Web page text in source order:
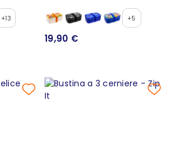
+13 +5
19,90 €